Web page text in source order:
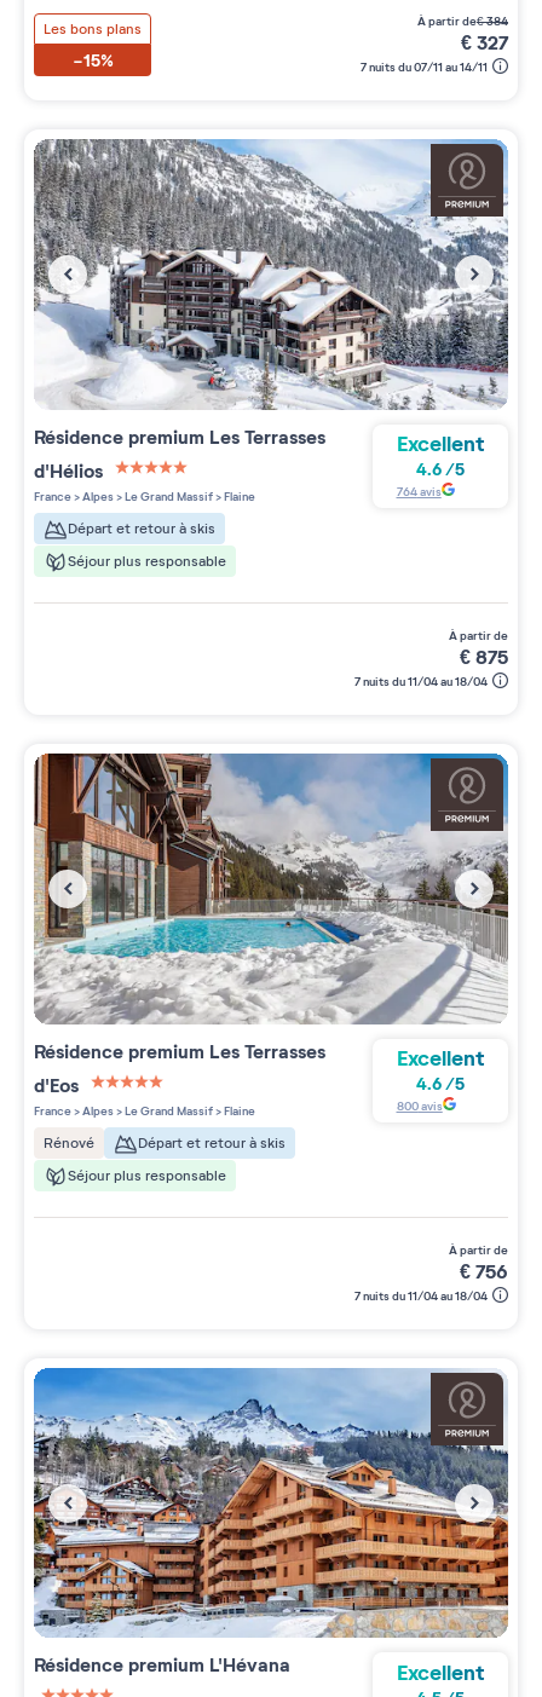
Les bons plans
-15%
à partir de€384
€327
7 nuits du 07/11 au 14/11
Résidence premium Les Terrasses
d'Hélios
5 étoiles sur 5
France>Alpes>Le Grand Massif>Flaine
Départ et retour à skis
Séjour plus responsable
Excellent
4.6/5
764avis
à partir de
€875
7 nuits du 11/04 au 18/04
Résidence premium Les Terrasses
d'Eos
5 étoiles sur 5
France>Alpes>Le Grand Massif>Flaine
Rénové
Départ et retour à skis
Séjour plus responsable
Excellent
4.6/5
800avis
à partir de
€756
7 nuits du 11/04 au 18/04
Résidence premium L'Hévana Excellent